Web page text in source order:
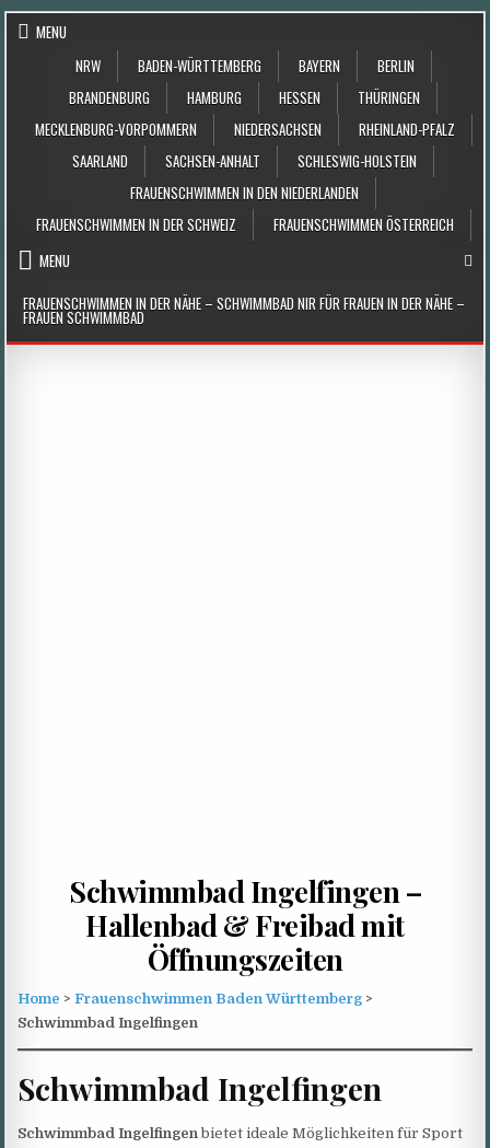
Skip to content
MENU
NRW
BADEN-WÜRTTEMBERG BAYERN
BERLIN
BRANDENBURG
HAMBURG HESSEN
THÜRINGEN
MECKLENBURG-VORPOMMERN
NIEDERSACHSEN
RHEINLAND-PFALZ
SAARLAND
SACHSEN-ANHALT
SCHLESWIG-HOLSTEIN
FRAUENSCHWIMMEN IN DEN NIEDERLANDEN
FRAUENSCHWIMMEN IN DER SCHWEIZ
FRAUENSCHWIMMEN ÖSTERREICH
MENU
FRAUENSCHWIMMEN IN DER NÄHE – SCHWIMMBAD NIR FÜR FRAUEN IN DER NÄHE –
FRAUEN SCHWIMMBAD
Schwimmbad Ingelfingen –
Hallenbad & Freibad mit
Öffnungszeiten
Home >Frauenschwimmen Baden Württemberg >
Schwimmbad Ingelfingen
Schwimmbad Ingelfingen
Schwimmbad Ingelfingenbietet ideale Möglichkeiten für Sport